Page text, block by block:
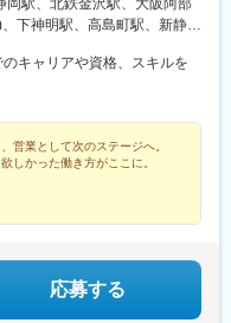
2 横浜ブルーアベニュー■静
区阿倍野筋1-1-43 あべのハ
2-2-22 高松ビル1階※受動
下神明駅、高島町駅、新静岡
キャリアや資格、スキルを
営業として次のステージへ。
しかった働き方がここに。
応募する